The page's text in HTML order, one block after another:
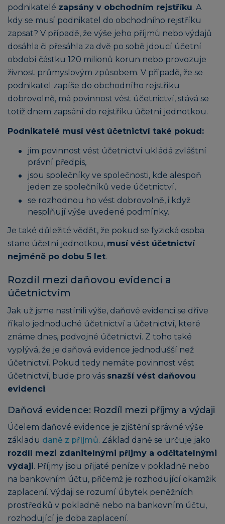
podnikatelé zapsány v obchodním rejstříku. A
kdy se musí podnikatel do obchodního rejstříku
zapsat? V případě, že výše jeho příjmů nebo výdajů
dosáhla či přesáhla za dvě po sobě jdoucí účetní
období částku 120 milionů korun nebo provozuje
živnost průmyslovým způsobem. V případě, že se
podnikatel zapíše do obchodního rejstříku
dobrovolně, má povinnost vést účetnictví, stává se
totiž dnem zapsání do rejstříku účetní jednotkou.
Podnikatelé musí vést účetnictví také pokud:
jim povinnost vést účetnictví ukládá zvláštní
právní předpis,
jsou společníky ve společnosti, kde alespoň
jeden ze společníků vede účetnictví,
se rozhodnou ho vést dobrovolně, i když
nesplňují výše uvedené podmínky.
Je také důležité vědět, že pokud se fyzická osoba
stane účetní jednotkou, musí vést účetnictví
nejméně po dobu 5 let.
Rozdíl mezi daňovou evidencí a
účetnictvím
Jak už jsme nastínili výše, daňové evidenci se dříve
říkalo jednoduché účetnictví a účetnictví, které
známe dnes, podvojné účetnictví. Z toho také
vyplývá, že je daňová evidence jednodušší než
účetnictví. Pokud tedy nemáte povinnost vést
účetnictví, bude pro vás snazší vést daňovou
evidenci.
Daňová evidence: Rozdíl mezi příjmy a výdaji
Účelem daňové evidence je zjištění správné výše
základu daně z příjmů. Základ daně se určuje jako
rozdíl mezi zdanitelnými příjmy a odčitatelnými
výdaji. Příjmy jsou přijaté peníze v pokladně nebo
na bankovním účtu, přičemž je rozhodující okamžik
zaplacení. Výdaji se rozumí úbytek peněžních
prostředků v pokladně nebo na bankovním účtu,
rozhodující je doba zaplacení.